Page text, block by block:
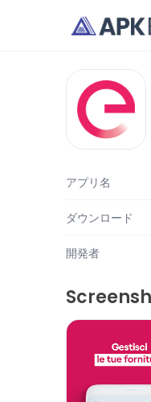
アプリ名
ダウンロード
開発者